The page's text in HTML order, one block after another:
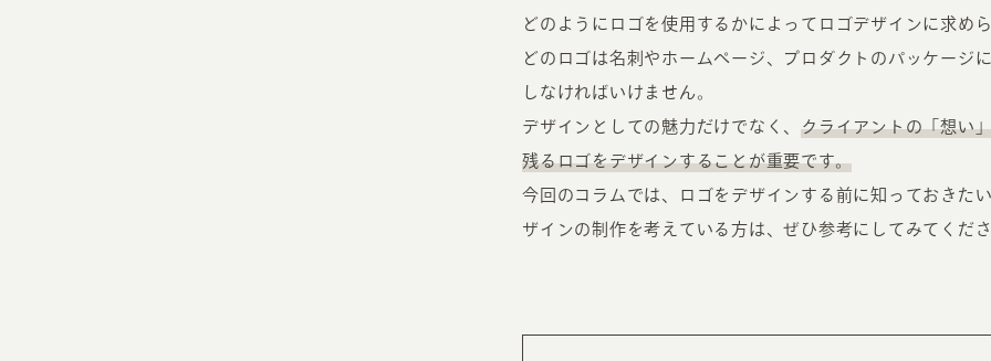
ホーム
制作実績
ホームページ集客の重要性
よくある質問
お客様の声
ホームページ制作の流れ
オン
最
あ
どのようにロゴを使用するかによってロゴデザインに求め
どのロゴは名刺やホームページ、プロダクトのパッケージ
しなければいけません。
デザインとしての魅力だけでなく、 クライアントの「想い
残るロゴをデザインすることが重要です。
今回のコラムでは、ロゴをデザインする前に知っておきた
ザインの制作を考えている方は、ぜひ参考にしてみてくださ